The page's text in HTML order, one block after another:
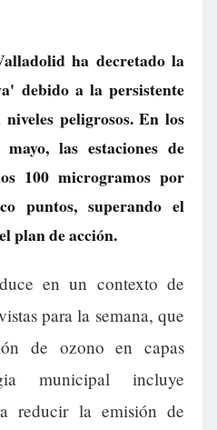
ha decretado la
debido a la persistente
peligrosos. En los
las estaciones de
100 microgramos por
puntos, superando el
plan de acción.
en un contexto de
para la semana, que
de ozono en capas
municipal incluye
reducir la emisión de